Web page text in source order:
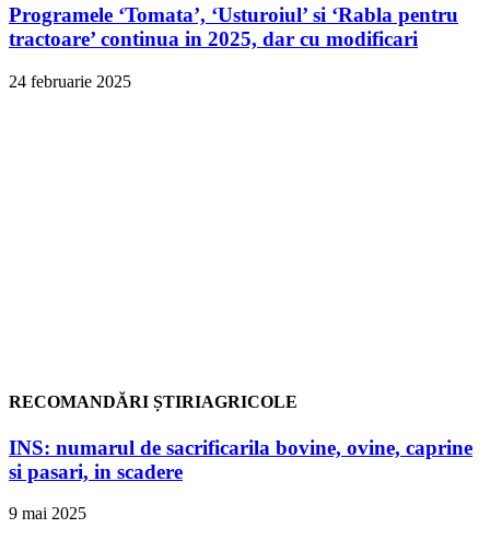
Programele ‘Tomata’, ‘Usturoiul’ si ‘Rabla pentru
tractoare’ continua in 2025, dar cu modificari
24 februarie 2025
RECOMANDĂRI ȘTIRIAGRICOLE
INS: numarul de sacrificarila bovine, ovine, caprine
si pasari, in scadere
9 mai 2025